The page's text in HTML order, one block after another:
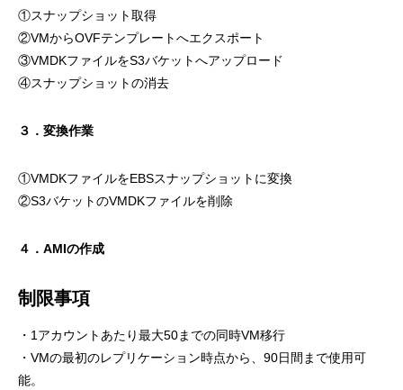
①スナップショット取得
②VMからOVFテンプレートへエクスポート
③VMDKファイルをS3バケットへアップロード
④スナップショットの消去
３．変換作業
①VMDKファイルをEBSスナップショットに変換
②S3バケットのVMDKファイルを削除
４．AMIの作成
制限事項
・1アカウントあたり最大50までの同時VM移行
・VMの最初のレプリケーション時点から、90日間まで使用可
能。